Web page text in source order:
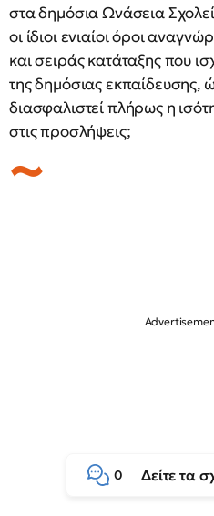
στα δημόσια Ωνάσεια
οι ίδιοι ενιαίοι όροι
και σειράς κατάταξης που
της δημόσιας εκπαίδευσης,
διασφαλιστεί πλήρως η
στις προσλήψεις;
0 Δείτε τα